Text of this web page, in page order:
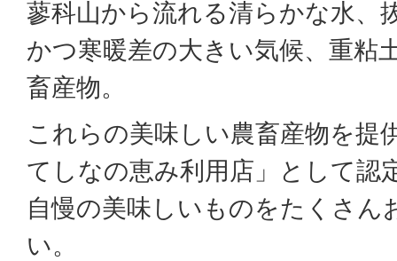
蓼科山から流れる清らかな水、
かつ寒暖差の大きい気候、重粘
畜産物。
これらの美味しい農畜産物を提
てしなの恵み利用店」として認
自慢の美味しいものをたくさん
い。